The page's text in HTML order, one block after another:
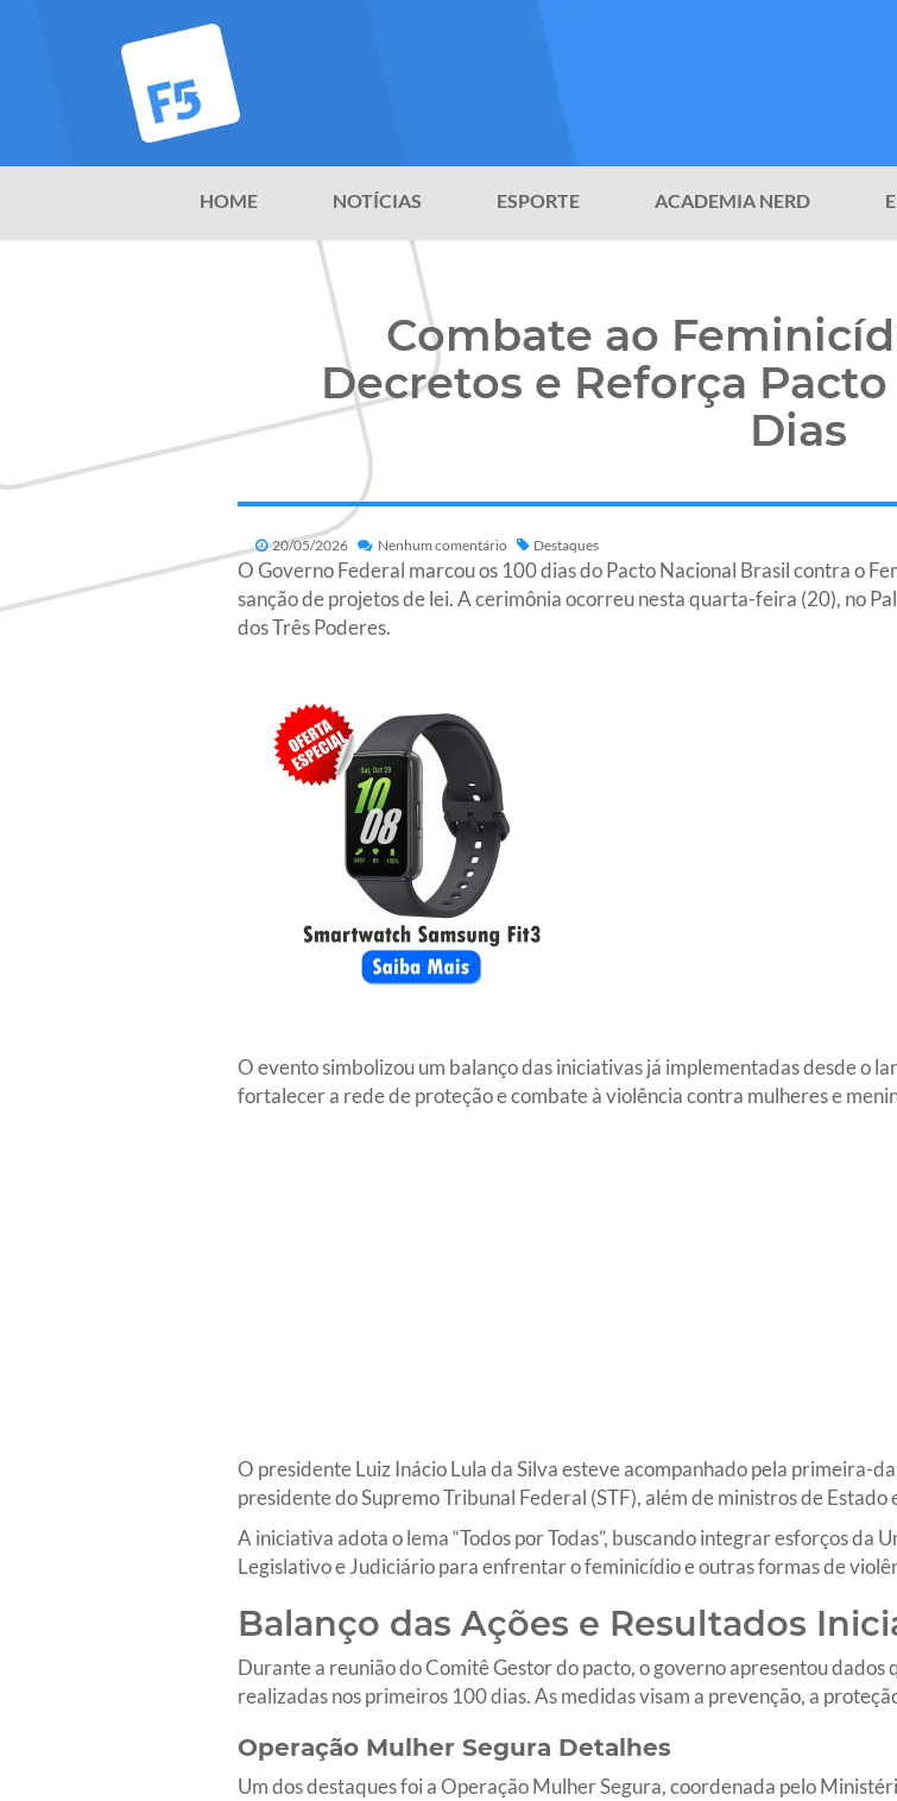
HOME NOTÍCIAS ESPORTE ACADEMIA NERD
Combate ao
Decretos e Reforça
Dias
20/05/2026 Nenhum comentário Destaques
O Governo Federal marcou os 100 dias do Pacto Nacional Brasil contra o
sanção de projetos de lei. A cerimônia ocorreu nesta quarta-feira (20), no
dos Três Poderes.
O evento simbolizou um balanço das iniciativas já implementadas desde o
fortalecer a rede de proteção e combate à violência contra mulheres e
O presidente Luiz Inácio Lula da Silva esteve acompanhado pela primeira-
presidente do Supremo Tribunal Federal (STF), além de ministros de Estado
A iniciativa adota o lema “Todos por Todas”, buscando integrar esforços da
Legislativo e Judiciário para enfrentar o feminicídio e outras formas de
Balanço das Ações e Resultados
Durante a reunião do Comitê Gestor do pacto, o governo apresentou dados
realizadas nos primeiros 100 dias. As medidas visam a prevenção, a
Operação Mulher Segura Detalhes
Um dos destaques foi a Operação Mulher Segura, coordenada pelo